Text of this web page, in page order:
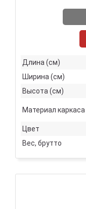
Длина (см)
Ширина (см)
Высота (см)
Материал каркаса
Цвет
Вес, брутто